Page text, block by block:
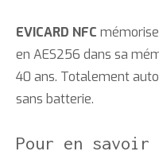
EVICARD NFC
en AES256 dans sa
40 ans. Totalement
sans batterie.
Pour en savoir